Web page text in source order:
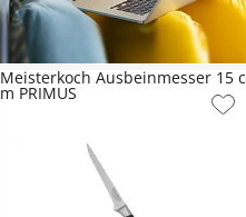
Meisterkoch Ausbeinmesser 15 c
m PRIMUS